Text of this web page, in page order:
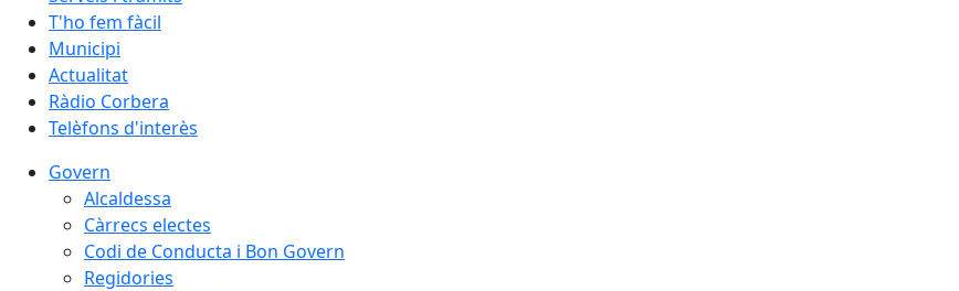
T'ho fem fàcil
Municipi
Actualitat
Ràdio Corbera
Telèfons d'interès
Govern
Alcaldessa
Càrrecs electes
Codi de Conducta i Bon Govern
Regidories